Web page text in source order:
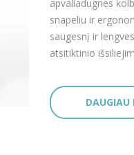
apvaliadugnes
snapeliu ir
saugesnį ir
atsitiktinio
DAUGIAU